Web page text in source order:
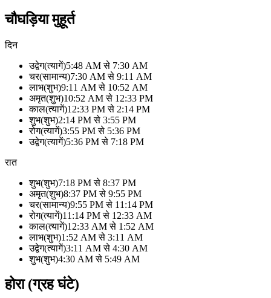
चौघड़िया मुहूर्त
दिन
उद्वेग(त्यागें)5:48 AM से 7:30 AM
चर(सामान्य)7:30 AM से 9:11 AM
लाभ(शुभ)9:11 AM से 10:52 AM
अमृत(शुभ)10:52 AM से 12:33 PM
काल(त्यागें)12:33 PM से 2:14 PM
शुभ(शुभ)2:14 PM से 3:55 PM
रोग(त्यागें)3:55 PM से 5:36 PM
उद्वेग(त्यागें)5:36 PM से 7:18 PM
रात
शुभ(शुभ)7:18 PM से 8:37 PM
अमृत(शुभ)8:37 PM से 9:55 PM
चर(सामान्य)9:55 PM से 11:14 PM
रोग(त्यागें)11:14 PM से 12:33 AM
काल(त्यागें)12:33 AM से 1:52 AM
लाभ(शुभ)1:52 AM से 3:11 AM
उद्वेग(त्यागें)3:11 AM से 4:30 AM
शुभ(शुभ)4:30 AM से 5:49 AM
होरा (ग्रह घंटे)